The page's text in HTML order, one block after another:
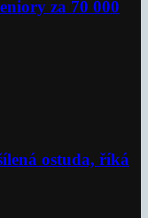
za 70 000
ostuda, říká